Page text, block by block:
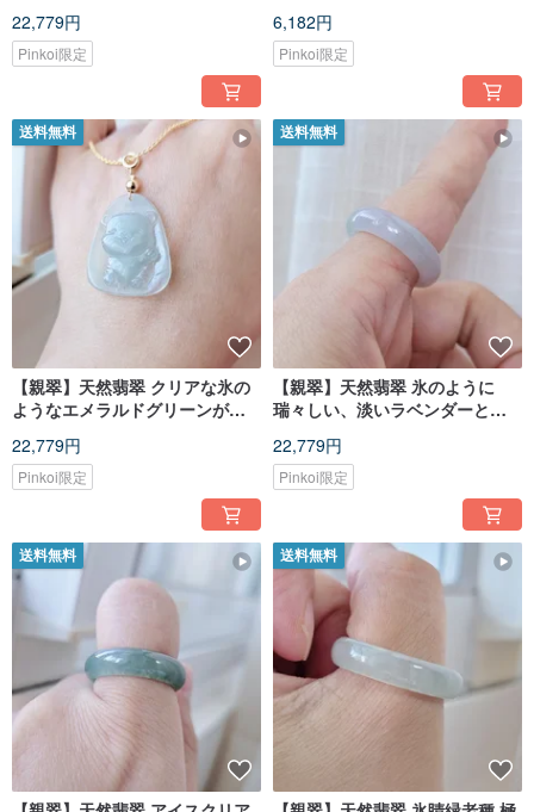
16cm 干支 卯年
22,779円
Pinkoi限定
6,182円
Pinkoi限定
送料無料
【親翠】天然翡翠 クリアな氷の
ようなエメラルドグリーンが愛
銀ネックレス 干支 寅
22,779円
Pinkoi限定
送料無料
【親翠】天然翡翠 氷のように
瑞々しい、淡いラベンダーとグ
22,779円
Pinkoi限定
送料無料 送料無料